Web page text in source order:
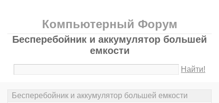
Компьютерный Форум
Бесперебойник и аккумулятор большей
емкости
Найти!
Бесперебойник и аккумулятор большей емкости